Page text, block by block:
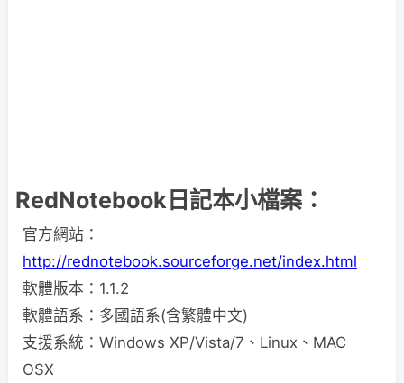
RedNotebook日記本小檔案：
官方網站：
http://rednotebook.sourceforge.net/index.html
軟體版本：1.1.2
軟體語系：多國語系(含繁體中文)
支援系統：Windows XP/Vista/7、Linux、MAC
OSX